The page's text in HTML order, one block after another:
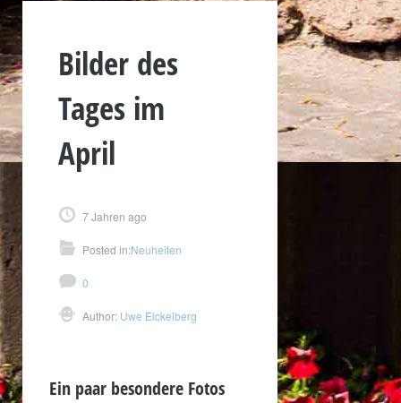
Bilder des
Tages im
April
7 Jahren ago
Posted in:Neuheiten
0
Author: Uwe Eickelberg
Ein paar besondere Fotos